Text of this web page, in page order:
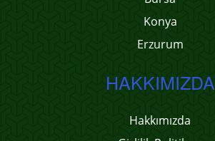
Konya
Erzurum
HAKKIMIZDA
Hakkımızda